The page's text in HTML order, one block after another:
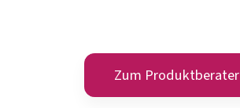
Zum Produktberater